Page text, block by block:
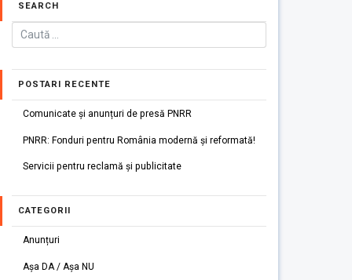
SEARCH
POSTARI RECENTE
Comunicate și anunțuri de presă PNRR
PNRR: Fonduri pentru România modernă și reformată!
Servicii pentru reclamă și publicitate
CATEGORII
Anunțuri
Așa DA / Așa NU